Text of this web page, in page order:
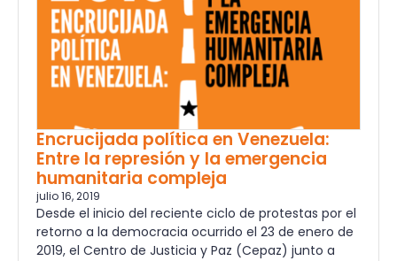
Encrucijada política en Venezuela:
Entre la represión y la emergencia
humanitaria compleja
julio 16, 2019
Desde el inicio del reciente ciclo de protestas por el
retorno a la democracia ocurrido el 23 de enero de
2019, el Centro de Justicia y Paz (Cepaz) junto a